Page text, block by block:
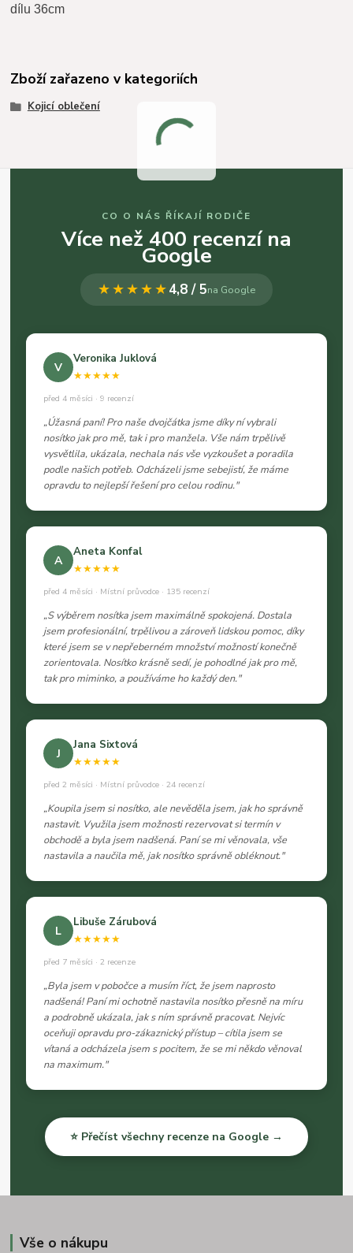
dílu 36cm
Zboží zařazeno v kategoriích
Kojicí oblečení
CO O NÁS ŘÍKAJÍ RODIČE
Více než 400 recenzí na
Google
★★★★★4,8 / 5na Google
V
Veronika Juklová
★★★★★
před 4 měsíci · 9 recenzí
„Úžasná paní! Pro naše dvojčátka jsme díky ní vybrali
nosítko jak pro mě, tak i pro manžela. Vše nám trpělivě
vysvětlila, ukázala, nechala nás vše vyzkoušet a poradila
podle našich potřeb. Odcházeli jsme sebejistí, že máme
opravdu to nejlepší řešení pro celou rodinu."
A
Aneta Konfal
★★★★★
před 4 měsíci · Místní průvodce · 135 recenzí
„S výběrem nosítka jsem maximálně spokojená. Dostala
jsem profesionální, trpělivou a zároveň lidskou pomoc, díky
které jsem se v nepřeberném množství možností konečně
zorientovala. Nosítko krásně sedí, je pohodlné jak pro mě,
tak pro miminko, a používáme ho každý den."
J
Jana Sixtová
★★★★★
před 2 měsíci · Místní průvodce · 24 recenzí
„Koupila jsem si nosítko, ale nevěděla jsem, jak ho správně
nastavit. Využila jsem možnosti rezervovat si termín v
obchodě a byla jsem nadšená. Paní se mi věnovala, vše
nastavila a naučila mě, jak nosítko správně obléknout."
L
Libuše Zárubová
★★★★★
před 7 měsíci · 2 recenze
„Byla jsem v pobočce a musím říct, že jsem naprosto
nadšená! Paní mi ochotně nastavila nosítko přesně na míru
a podrobně ukázala, jak s ním správně pracovat. Nejvíc
oceňuji opravdu pro-zákaznický přístup – cítila jsem se
vítaná a odcházela jsem s pocitem, že se mi někdo věnoval
na maximum."
⭐ Přečíst všechny recenze na Google →
Vše o nákupu